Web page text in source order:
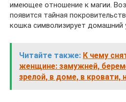
имеющее отношение к магии.
появится тайная
кошка символизирует домашний
Читайте также: К чему
женщине: замужней,
зрелой, в доме, в кровати,